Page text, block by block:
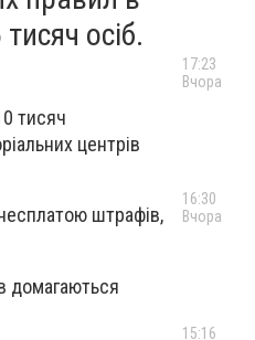
осіб.
тисяч
центрів
штрафів,
домагаються
17:23
Вчора
16:30
Вчора
15:16